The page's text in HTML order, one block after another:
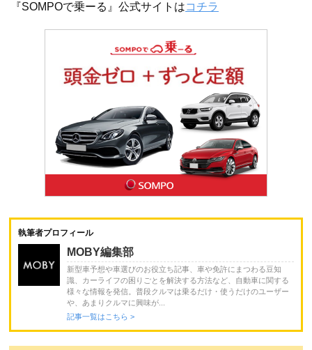
『SOMPOで乗ーる』公式サイトはコチラ
執筆者プロフィール
MOBY編集部
新型車予想や車選びのお役立ち記事、車や免許にまつわる豆知
識、カーライフの困りごとを解決する方法など、自動車に関する
様々な情報を発信。普段クルマは乗るだけ・使うだけのユーザー
や、あまりクルマに興味が...
記事一覧はこちら >